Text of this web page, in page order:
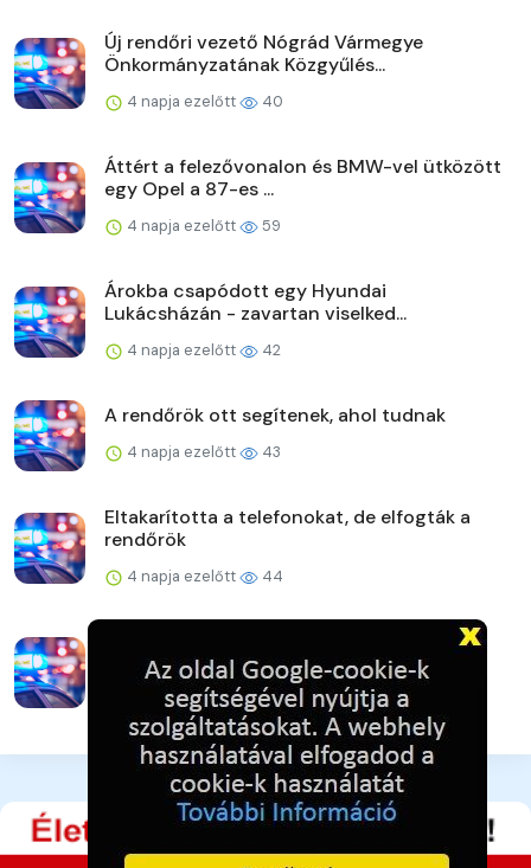
Új rendőri vezető Nógrád Vármegye
Önkormányzatának Közgyűlés...
4 napja ezelőtt 40
Áttért a felezővonalon és BMW-vel ütközött
egy Opel a 87-es ...
4 napja ezelőtt 59
Árokba csapódott egy Hyundai
Lukácsházán - zavartan viselked...
4 napja ezelőtt 42
A rendőrök ott segítenek, ahol tudnak
4 napja ezelőtt 43
Eltakarította a telefonokat, de elfogták a
rendőrök
4 napja ezelőtt 44
rendezvényei
4 napja ezelőtt 43